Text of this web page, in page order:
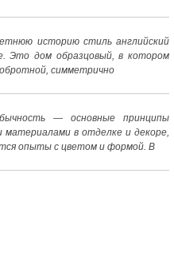
историю стиль английский
Это дом образцовый, в котором
симметрично
— основные принципы
материалами в отделке и декоре,
опыты с цветом и формой. В